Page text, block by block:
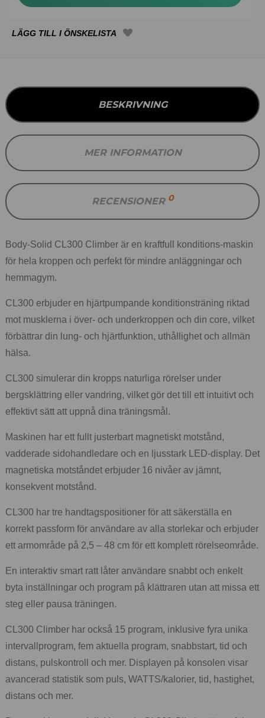
BESKRIVNING
MER INFORMATION
RECENSIONER 0
Body-Solid CL300 Climber är en kraftfull konditions-maskin
för hela kroppen och perfekt för mindre anläggningar och
hemmagym.
CL300 erbjuder en hjärtpumpande konditionsträning riktad
mot musklerna i över- och underkroppen och din core, vilket
förbättrar din lung- och hjärtfunktion, uthållighet och allmän
hälsa.
CL300 simulerar din kropps naturliga rörelser under
bergsklättring eller vandring, vilket gör det till ett intuitivt och
effektivt sätt att uppnå dina träningsmål.
Maskinen har ett fullt justerbart magnetiskt motstånd,
vadderade sidohandledare och en ljusstark LED-display. Det
magnetiska motståndet erbjuder 16 nivåer av jämnt,
konsekvent motstånd.
CL300 har tre handtagspositioner för att säkerställa en
korrekt passform för användare av alla storlekar och erbjuder
ett armområde på 2,5 – 48 cm för ett komplett rörelseområde.
En interaktiv smart ratt låter användare snabbt och enkelt
byta inställningar och program på klättraren utan att missa ett
steg eller pausa träningen.
CL300 Climber har också 15 program, inklusive fyra unika
intervallprogram, fem aktuella program, snabbstart, tid och
distans, pulskontroll och mer. Displayen på konsolen visar
avancerad statistik som puls, WATTS/kalorier, tid, hastighet,
distans och mer.